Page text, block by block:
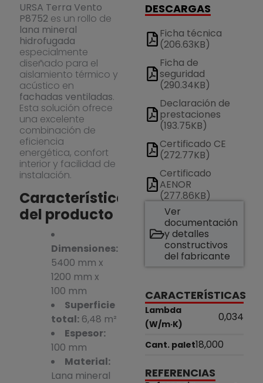
URSA Terra Vento
P8752es un rollo de
lana mineral
hidrofugada
especialmente
diseñado para el
aislamiento térmico y
acústico en
fachadas ventiladas.
Esta solución ofrece
una excelente
combinación de
eficiencia
energética, confort
interior y facilidad de
instalación.
Características
del producto
Dimensiones:
5400 mm x
1200 mm x
100 mm
Superficie
total:6,48 m²
Espesor:
100 mm
Material:
Lana mineral
DESCARGAS
Ficha técnica
(206.63KB)
Ficha de
seguridad
(290.34KB)
Declaración de
prestaciones
(193.75KB)
Certificado CE
(272.77KB)
Certificado
AENOR
(277.86KB)
Ver
documentación
y detalles
constructivos
del fabricante
CARACTERÍSTICAS
Lambda
(W/m·K)
0,034
Cant. palet18,000
REFERENCIAS